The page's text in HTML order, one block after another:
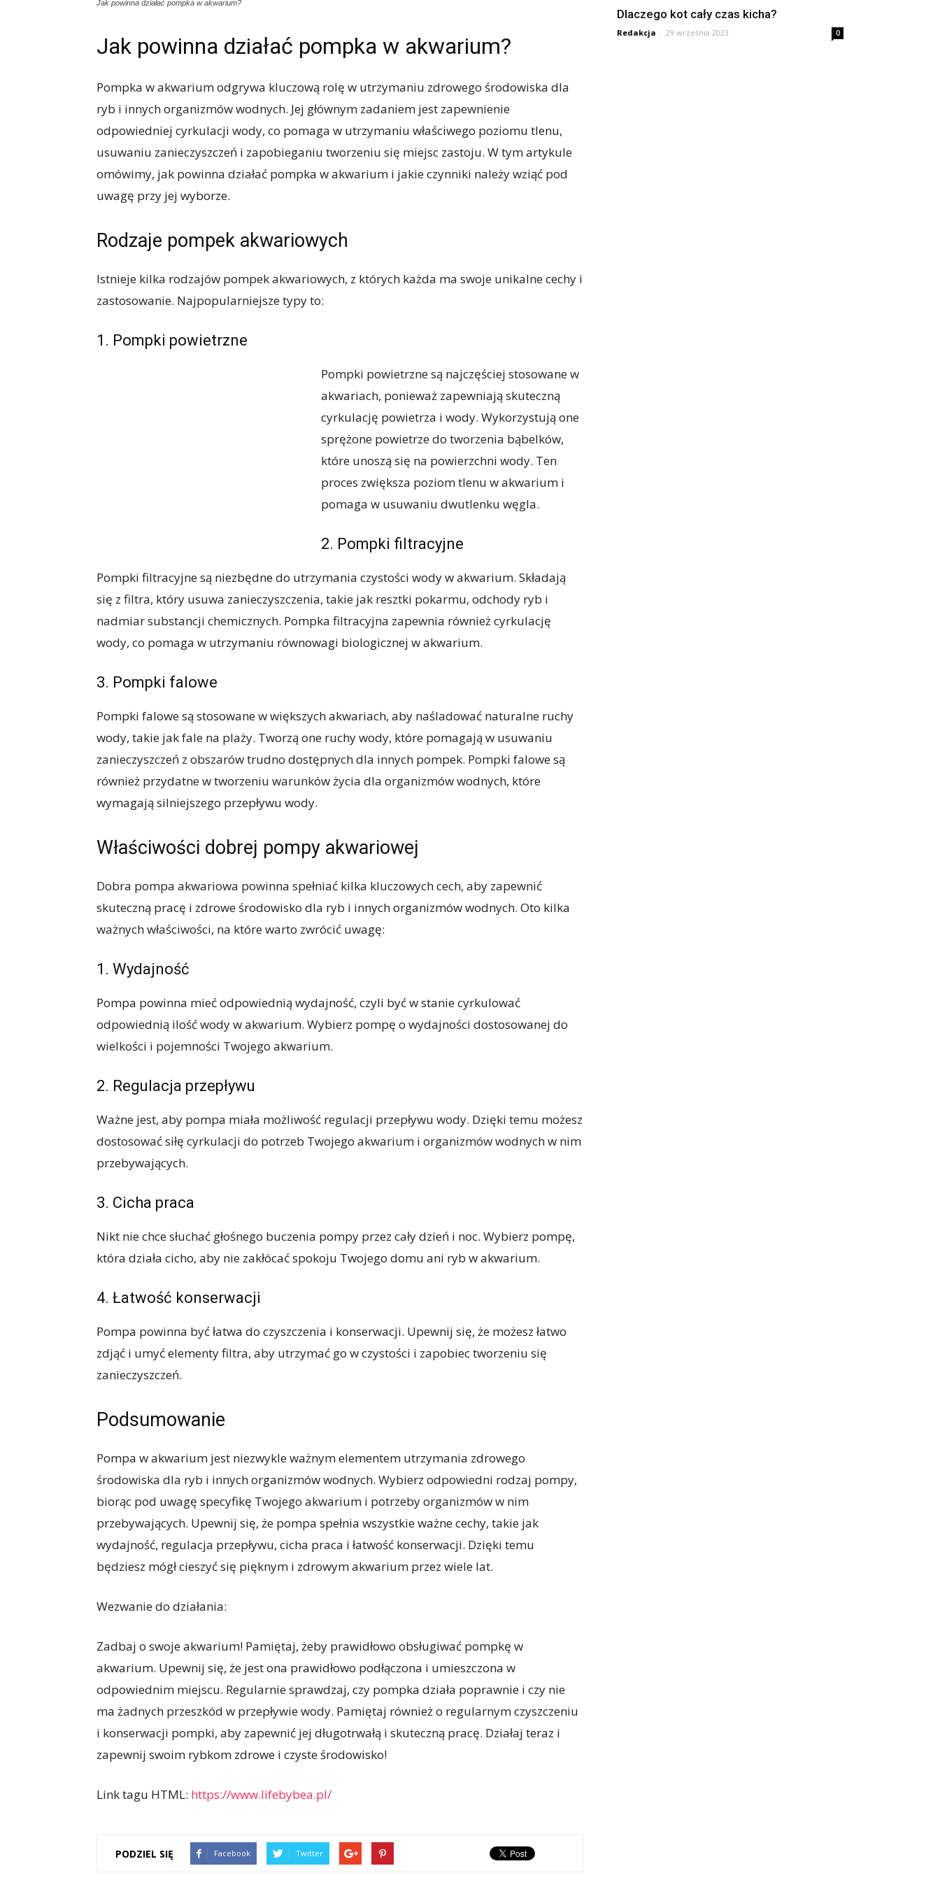
Jak powinna działać pompka w akwarium?
Jak powinna działać pompka w akwarium?
Pompka w akwarium odgrywa kluczową rolę w utrzymaniu zdrowego środowiska dla
ryb i innych organizmów wodnych. Jej głównym zadaniem jest zapewnienie
odpowiedniej cyrkulacji wody, co pomaga w utrzymaniu właściwego poziomu tlenu,
usuwaniu zanieczyszczeń i zapobieganiu tworzeniu się miejsc zastoju. W tym artykule
omówimy, jak powinna działać pompka w akwarium i jakie czynniki należy wziąć pod
uwagę przy jej wyborze.
Rodzaje pompek akwariowych
Istnieje kilka rodzajów pompek akwariowych, z których każda ma swoje unikalne cechy i
zastosowanie. Najpopularniejsze typy to:
1. Pompki powietrzne
Pompki powietrzne są najczęściej stosowane w
akwariach, ponieważ zapewniają skuteczną
cyrkulację powietrza i wody. Wykorzystują one
sprężone powietrze do tworzenia bąbelków,
które unoszą się na powierzchni wody. Ten
proces zwiększa poziom tlenu w akwarium i
pomaga w usuwaniu dwutlenku węgla.
2. Pompki filtracyjne
Pompki filtracyjne są niezbędne do utrzymania czystości wody w akwarium. Składają
się z filtra, który usuwa zanieczyszczenia, takie jak resztki pokarmu, odchody ryb i
nadmiar substancji chemicznych. Pompka filtracyjna zapewnia również cyrkulację
wody, co pomaga w utrzymaniu równowagi biologicznej w akwarium.
3. Pompki falowe
Pompki falowe są stosowane w większych akwariach, aby naśladować naturalne ruchy
wody, takie jak fale na plaży. Tworzą one ruchy wody, które pomagają w usuwaniu
zanieczyszczeń z obszarów trudno dostępnych dla innych pompek. Pompki falowe są
również przydatne w tworzeniu warunków życia dla organizmów wodnych, które
wymagają silniejszego przepływu wody.
Właściwości dobrej pompy akwariowej
Dobra pompa akwariowa powinna spełniać kilka kluczowych cech, aby zapewnić
skuteczną pracę i zdrowe środowisko dla ryb i innych organizmów wodnych. Oto kilka
ważnych właściwości, na które warto zwrócić uwagę:
1. Wydajność
Pompa powinna mieć odpowiednią wydajność, czyli być w stanie cyrkulować
odpowiednią ilość wody w akwarium. Wybierz pompę o wydajności dostosowanej do
wielkości i pojemności Twojego akwarium.
2. Regulacja przepływu
Ważne jest, aby pompa miała możliwość regulacji przepływu wody. Dzięki temu możesz
dostosować siłę cyrkulacji do potrzeb Twojego akwarium i organizmów wodnych w nim
przebywających.
3. Cicha praca
Nikt nie chce słuchać głośnego buczenia pompy przez cały dzień i noc. Wybierz pompę,
która działa cicho, aby nie zakłócać spokoju Twojego domu ani ryb w akwarium.
4. Łatwość konserwacji
Pompa powinna być łatwa do czyszczenia i konserwacji. Upewnij się, że możesz łatwo
zdjąć i umyć elementy filtra, aby utrzymać go w czystości i zapobiec tworzeniu się
zanieczyszczeń.
Podsumowanie
Pompa w akwarium jest niezwykle ważnym elementem utrzymania zdrowego
środowiska dla ryb i innych organizmów wodnych. Wybierz odpowiedni rodzaj pompy,
biorąc pod uwagę specyfikę Twojego akwarium i potrzeby organizmów w nim
przebywających. Upewnij się, że pompa spełnia wszystkie ważne cechy, takie jak
wydajność, regulacja przepływu, cicha praca i łatwość konserwacji. Dzięki temu
będziesz mógł cieszyć się pięknym i zdrowym akwarium przez wiele lat.
Wezwanie do działania:
Zadbaj o swoje akwarium! Pamiętaj, żeby prawidłowo obsługiwać pompkę w
akwarium. Upewnij się, że jest ona prawidłowo podłączona i umieszczona w
odpowiednim miejscu. Regularnie sprawdzaj, czy pompka działa poprawnie i czy nie
ma żadnych przeszkód w przepływie wody. Pamiętaj również o regularnym czyszczeniu
i konserwacji pompki, aby zapewnić jej długotrwałą i skuteczną pracę. Działaj teraz i
zapewnij swoim rybkom zdrowe i czyste środowisko!
Link tagu HTML: https://www.lifebybea.pl/
PODZIEL SIĘ Facebook Twitter
Dlaczego kot cały czas kicha?
Redakcja - 29 września 2023 0